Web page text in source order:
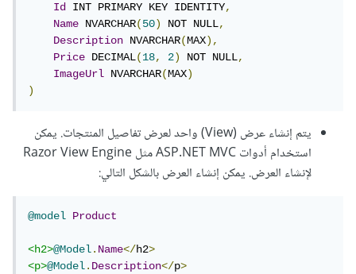
Id INT PRIMARY KEY IDENTITY,
Name NVARCHAR(50) NOT NULL,
Description NVARCHAR(MAX),
Price DECIMAL(18, 2) NOT NULL,
ImageUrl NVARCHAR(MAX)
)
يتم إنشاء عرض (View) واحد لعرض تفاصيل المنتجات. يمكن
استخدام أدوات ASP.NET MVC مثل Razor View Engine
لإنشاء العرض. يمكن إنشاء العرض بالشكل التالي:
@model Product
<h2>@Model.Name</h2>
<p>@Model.Description</p>